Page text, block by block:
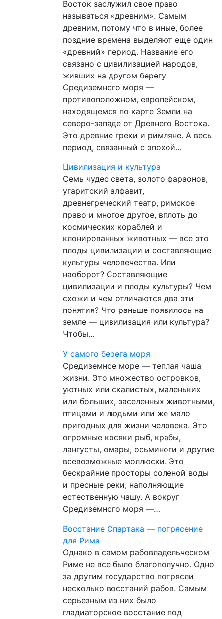
Восток заслужил свое право
называться «древним». Самым
древним, потому что в иные, более
поздние времена выделяют еще один
«древний» период. Название его
связано с цивилизацией народов,
живших на другом берегу
Средиземного моря —
противоположном, европейском,
находящемся по карте Земли на
северо-западе от Древнего Востока.
Это древние греки и римляне. А весь
период, связанный с эпохой…
Цивилизация и культура
Семь чудес света, золото фараонов,
угаритский алфавит,
древнегреческий театр, римское
право и многое другое, вплоть до
космических кораблей и
клонированных животных — все это
плоды цивилизации и составляющие
культуры человечества. Или
наоборот? Составляющие
цивилизации и плоды культуры? Чем
схожи и чем отличаются два эти
понятия? Что раньше появилось на
земле — цивилизация или культура?
Чтобы…
У самого берега моря
Средиземное море — теплая чаша
жизни. Это множество островков,
уютных или скалистых, маленьких
или больших, заселенных животными,
птицами и людьми или же мало
пригодных для жизни человека. Это
огромные косяки рыб, крабы,
лангусты, омары, осьминоги и другие
всевозможные моллюски. Это
бескрайние просторы соленой воды
и пресные реки, наполняющие
естественную чашу. А вокруг
Средиземного моря —…
Восстание Спартака — потрясение
для Рима
Однако в самом рабовладельческом
Риме не все было благополучно. Одно
за другим государство потрясли
несколько восстаний рабов. Самым
серьезным из них было
гладиаторское восстание под